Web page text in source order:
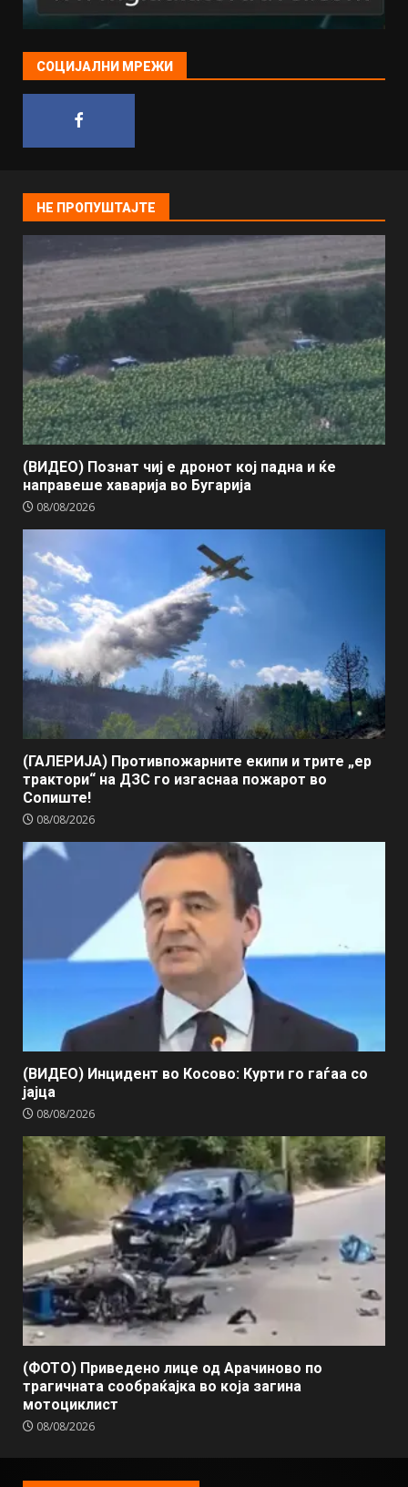
СОЦИЈАЛНИ МРЕЖИ
НЕ ПРОПУШТАЈТЕ
(ВИДЕО) Познат чиј е дронот кој падна и ќе
направеше хаварија во Бугарија
08/08/2026
(ГАЛЕРИЈА) Противпожарните екипи и трите „ер
трактори“ на ДЗС го изгаснаа пожарот во
Сопиште!
08/08/2026
(ВИДЕО) Инцидент во Косово: Курти го гаѓаа со
јајца
08/08/2026
(ФОТО) Приведено лице од Арачиново по
трагичната сообраќајка во која загина
мотоциклист
08/08/2026